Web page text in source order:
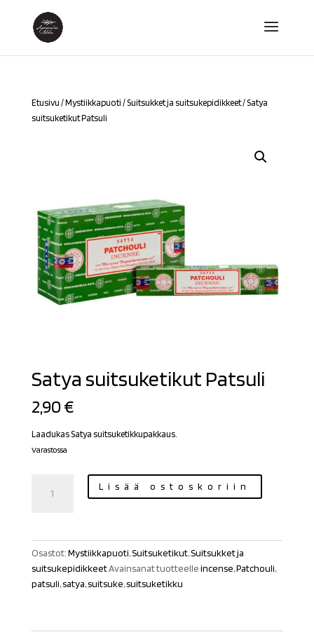
Etusivu /Mystiikkapuoti /Suitsukket ja suitsukepidikkeet/ Satya
suitsuketikut Patsuli
Satya suitsuketikut Patsuli
2,90€
Laadukas Satya suitsuketikkupakkaus.
Varastossa
suitsuketikut
Lisää ostoskoriin
Osastot:Mystiikkapuoti,Suitsuketikut,Suitsukket ja
suitsukepidikkeetAvainsanat tuotteelleincense,Patchouli,
patsuli,satya,suitsuke,suitsuketikku